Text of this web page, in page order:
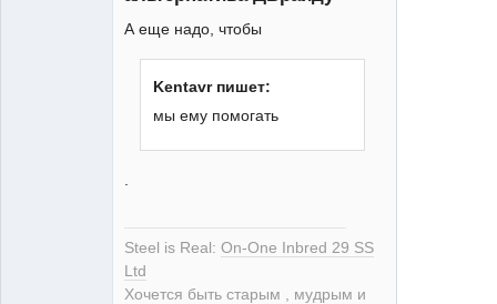
А еще надо, чтобы
Kentavr пишет:
мы ему помогать
Steel is Real: On-One Inbred 29 SS
Ltd
Хочется быть старым , мудрым и